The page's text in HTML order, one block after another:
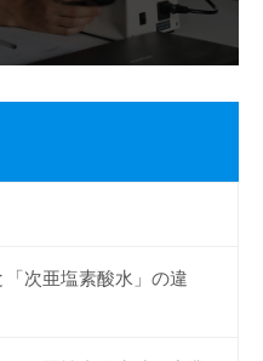
「次亜塩素酸水」の違